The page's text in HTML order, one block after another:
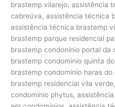
brastemp vilarejo, assistência
cabreúva, assistência técnica
assistência técnica brastemp
brastemp parque residencial
brastemp condoninio portal
brastemp condominio quinta
brastemp condominio haras
brastemp residencial vila
condominio phytus,